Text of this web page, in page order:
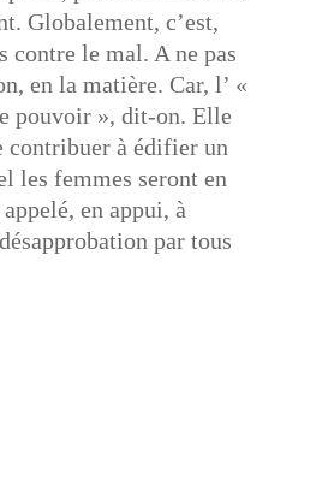
Globalement, c’est,
contre le mal. A ne pas
en la matière. Car, l’ «
pouvoir », dit-on. Elle
contribuer à édifier un
les femmes seront en
en appui, à
par tous